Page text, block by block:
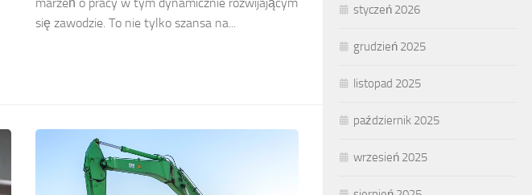
się zawodzie. To nie tylko szansa na...
styczeń 2026
grudzień 2025
listopad 2025
październik 2025
wrzesień 2025